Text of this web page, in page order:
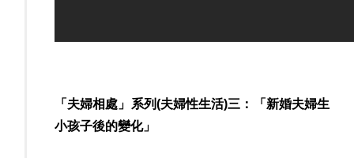
「夫婦相處」系列(夫婦性生活)三：「新婚夫婦生
小孩子後的變化」